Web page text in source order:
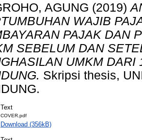
AGUNG (2019)
WAJIB
PAJAK DAN
SEBELUM DAN
UMKM DARI
Skripsi thesis,
Text
COVER.pdf
Download (356kB)